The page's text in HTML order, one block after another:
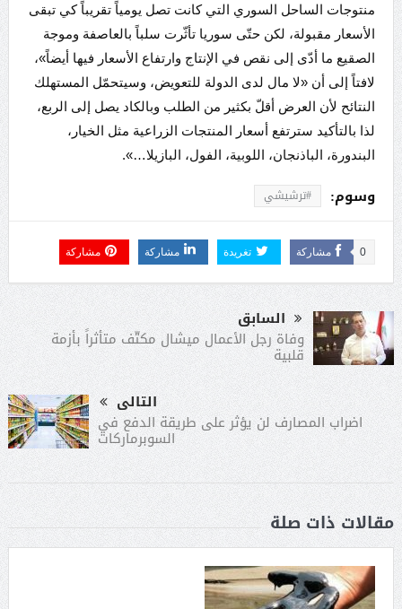
منتوجات الساحل السوري التي كانت تصل يومياً تقريباً كي تبقى
الأسعار مقبولة، لكن حتّى سوريا تأثّرت سلباً بالعاصفة وموجة
الصقيع ما أدّى إلى نقص في الإنتاج وارتفاع الأسعار فيها أيضاً»،
لافتاً إلى أن «لا مال لدى الدولة للتعويض، وسيتحمّل المستهلك
النتائح لأن العرض أقلّ بكثير من الطلب وبالكاد يصل إلى الربع،
لذا بالتأكيد سترتفع أسعار المنتجات الزراعية مثل الخيار،
البندورة، الباذنجان، اللوبية، الفول، البازيلا…».
وسوم: #ترشيشي
مشاركة 0 تغريدة مشاركة مشاركة
السابق
وفاة رجل الأعمال ميشال مكتّف متأثراً بأزمة
قلبية
التالى
اضراب المصارف لن يؤثر على طريقة الدفع في
السوبرماركات
مقالات ذات صلة